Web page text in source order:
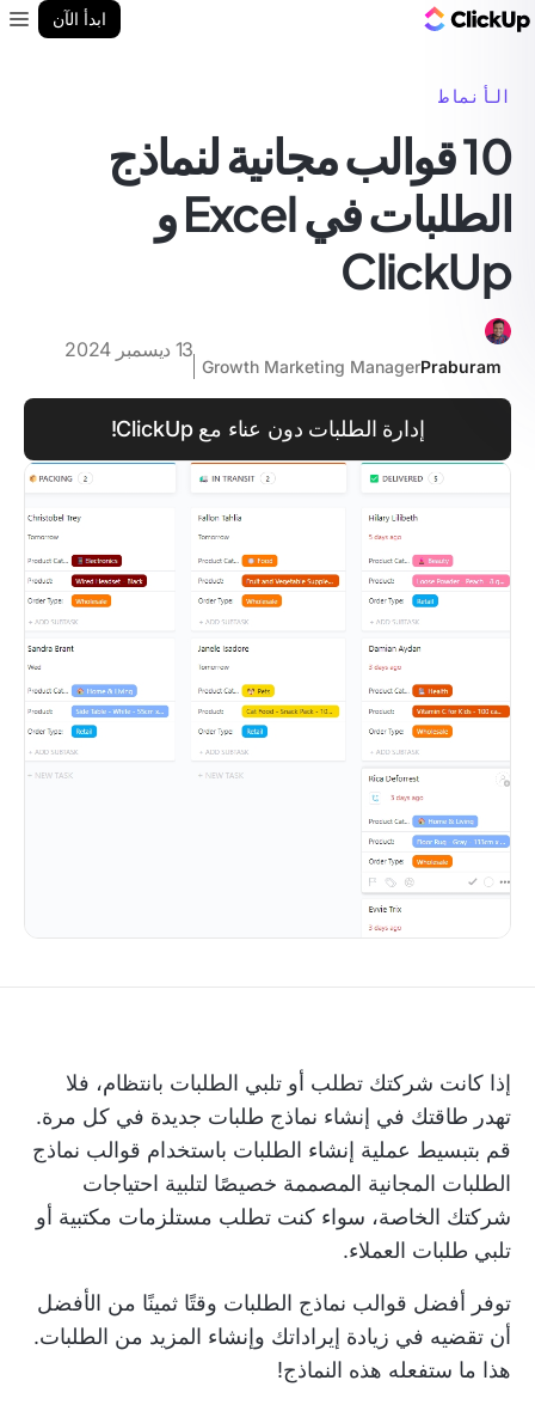
ابدأ الآن
الأنماط
10 قوالب مجانية لنماذج
الطلبات في Excel و
ClickUp
Praburam
Growth Marketing Manager
13 ديسمبر 2024
إدارة الطلبات دون عناء مع ClickUp!
إذا كانت شركتك تطلب أو تلبي الطلبات بانتظام، فلا
تهدر طاقتك في إنشاء نماذج طلبات جديدة في كل مرة.
قم بتبسيط عملية إنشاء الطلبات باستخدام قوالب نماذج
الطلبات المجانية المصممة خصيصًا لتلبية احتياجات
شركتك الخاصة، سواء كنت تطلب مستلزمات مكتبية أو
تلبي طلبات العملاء.
توفر أفضل قوالب نماذج الطلبات وقتًا ثمينًا من الأفضل
أن تقضيه في زيادة إيراداتك وإنشاء المزيد من الطلبات.
هذا ما ستفعله هذه النماذج!